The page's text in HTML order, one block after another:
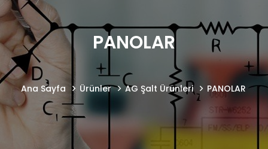
PANOLAR
Ana Sayfa Ürünler AG Şalt Ürünleri PANOLAR